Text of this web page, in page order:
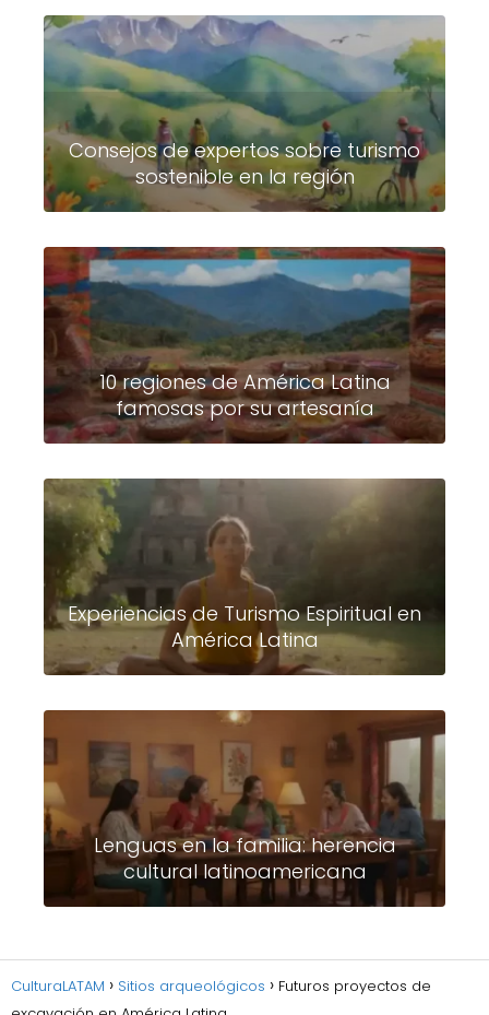
Consejos de expertos sobre turismo
sostenible en la región
10 regiones de América Latina
famosas por su artesanía
Experiencias de Turismo Espiritual en
América Latina
Lenguas en la familia: herencia
cultural latinoamericana
CulturaLATAM Sitios arqueológicos
Futuros proyectos de